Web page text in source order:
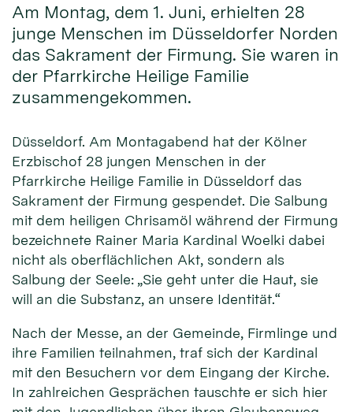
Am Montag, dem 1. Juni, erhielten 28
junge Menschen im Düsseldorfer Norden
das Sakrament der Firmung. Sie waren in
der Pfarrkirche Heilige Familie
zusammengekommen.
Düsseldorf. Am Montagabend hat der Kölner
Erzbischof 28 jungen Menschen in der
Pfarrkirche Heilige Familie in Düsseldorf das
Sakrament der Firmung gespendet. Die Salbung
mit dem heiligen Chrisamöl während der Firmung
bezeichnete Rainer Maria Kardinal Woelki dabei
nicht als oberflächlichen Akt, sondern als
Salbung der Seele: „Sie geht unter die Haut, sie
will an die Substanz, an unsere Identität.“
Nach der Messe, an der Gemeinde, Firmlinge und
ihre Familien teilnahmen, traf sich der Kardinal
mit den Besuchern vor dem Eingang der Kirche.
In zahlreichen Gesprächen tauschte er sich hier